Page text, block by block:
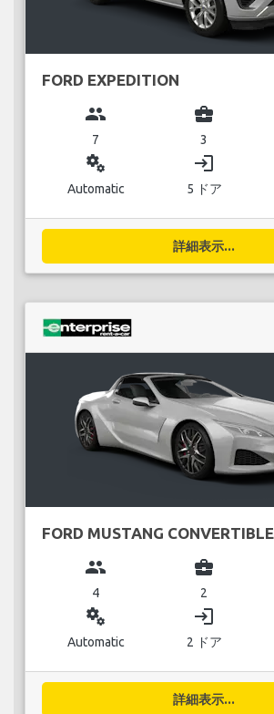
FORD EXPEDITION
group
7
business_center
3
miscellaneous_services
Automatic
login
5 ドア
詳細表示...
FORD MUSTANG CONVERTIBLE
group
4
business_center
2
miscellaneous_services
Automatic
login
2 ドア
詳細表示...